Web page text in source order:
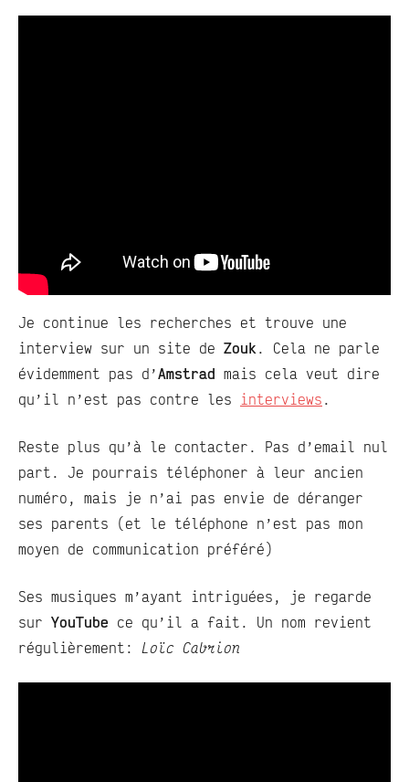
Je continue les recherches et trouve une
interview sur un site de Zouk. Cela ne parle
évidemment pas d’Amstrad mais cela veut dire
qu’il n’est pas contre les interviews .
Reste plus qu’à le contacter. Pas d’email nul
part. Je pourrais téléphoner à leur ancien
numéro, mais je n’ai pas envie de déranger
ses parents (et le téléphone n’est pas mon
moyen de communication préféré)
Ses musiques m’ayant intriguées, je regarde
sur YouTube ce qu’il a fait. Un nom revient
régulièrement: Loïc Cabrion